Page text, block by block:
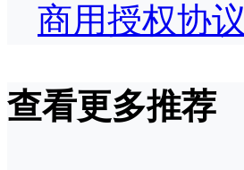
商用授权协议
查看更多推荐